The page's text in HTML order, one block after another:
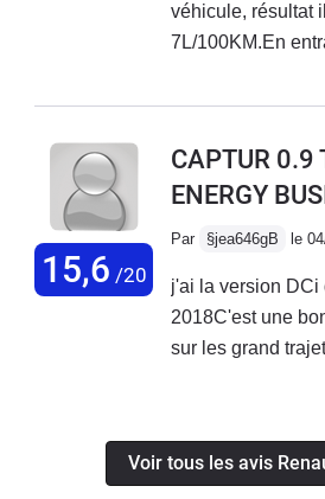
fuir, absolument
véhicule, résultat
7L/100KM.En
mettre entre deux
et baisse que de
impulsion,
presque plus ça
désagréable.
15,6 /20
CAPTUR 0.9
ENERGY
Par §jea646gB le
j'ai la version DCi
2018C'est une
sur les grand
moteur !Sur route
peut être
Voir tous les avis